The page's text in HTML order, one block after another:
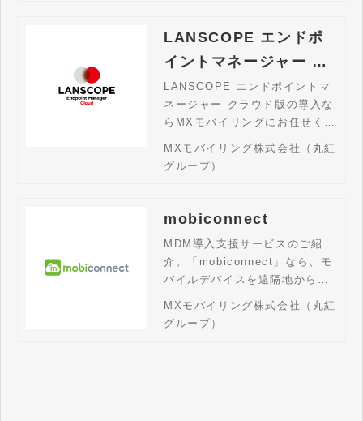
LANSCOPE エンドポ
イントマネージャー ク
ラウド版
LANSCOPE エンドポイントマ
ネージャー クラウド版の導入な
らMXモバイリングにお任せくだ
ントマネージャー クラウド版
は、圧倒的な使いやすさでスマ
で一元管理できるスマートデバ
MXモバイリング株式会社（丸紅
グループ）
mobiconnect
MDM導入支援サービスのご紹
介。「mobiconnect」なら、モ
バイルデバイスを遠隔地から設
定変更したり、紛失時の位置情
報取得・ロック・データ消去が
MXモバイリング株式会社（丸紅
グループ）